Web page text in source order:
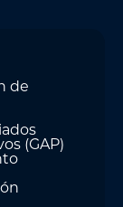
de
(GAP)